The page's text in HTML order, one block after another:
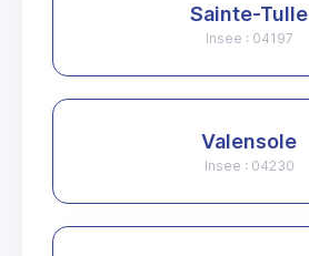
Sainte-Tulle
Insee : 04197
Valensole
Insee : 04230